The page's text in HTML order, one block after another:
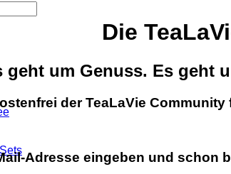
Die
geht um Genuss. Es geht
der TeaLaVie
Adresse eingeben und schon